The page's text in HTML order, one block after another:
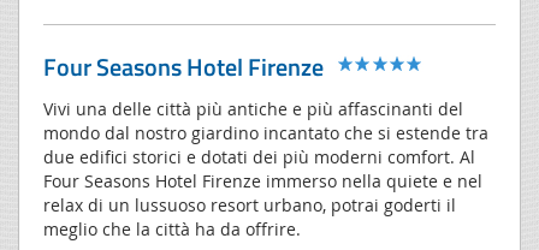
Four Seasons Hotel Firenze
Vivi una delle città più antiche e più affascinanti del
mondo dal nostro giardino incantato che si estende tra
due edifici storici e dotati dei più moderni comfort. Al
Four Seasons Hotel Firenze immerso nella quiete e nel
relax di un lussuoso resort urbano, potrai goderti il
meglio che la città ha da offrire.